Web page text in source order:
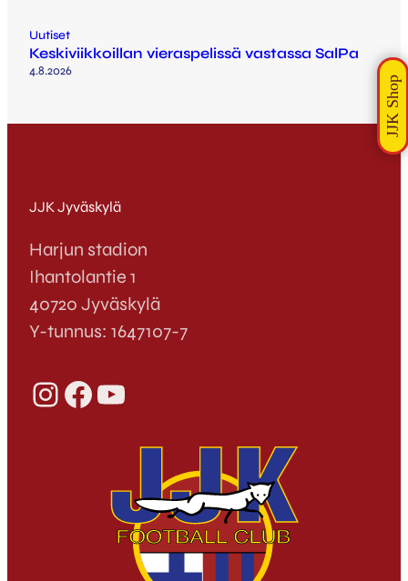
Uutiset
Keskiviikkoillan vieraspelissä vastassa SalPa
4.8.2026
JJK Jyväskylä
Harjun stadion
Ihantolantie 1
40720 Jyväskylä
Y-tunnus: 1647107-7
InstagramFacebook YouTube